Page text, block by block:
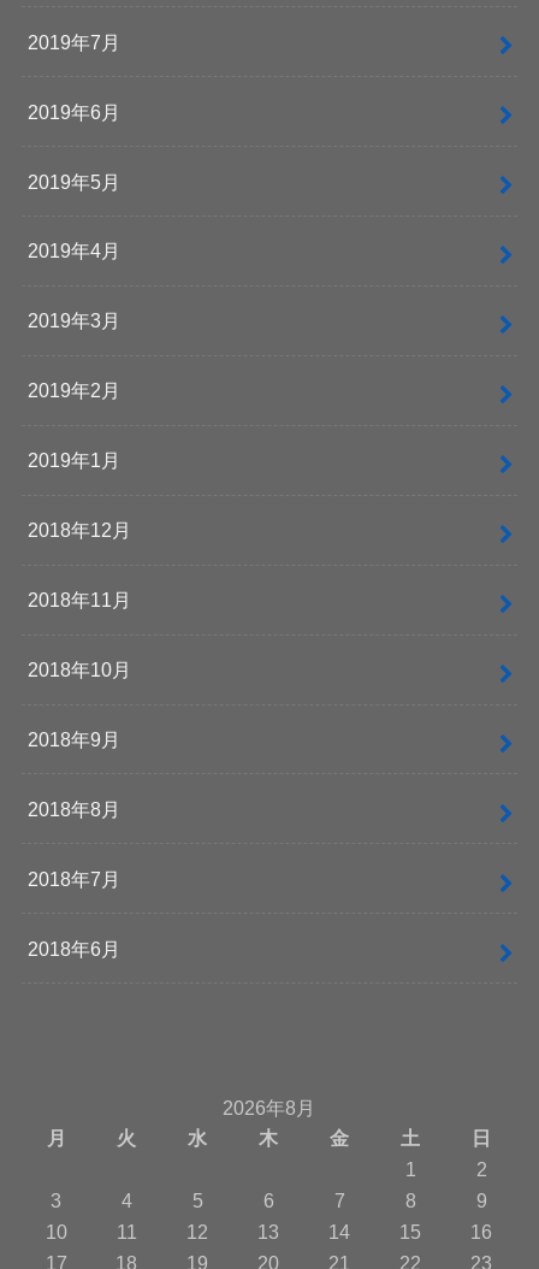
2019年7月
2019年6月
2019年5月
2019年4月
2019年3月
2019年2月
2019年1月
2018年12月
2018年11月
2018年10月
2018年9月
2018年8月
2018年7月
2018年6月
2026年8月
月
火 水 木 金 土
日
1
2
3
4 5 6 7 8
9
10
11 12 13 14 15
16
17
18 19 20 21 22 23